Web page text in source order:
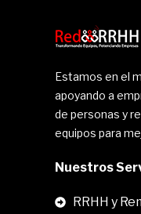
Estamos en el
apoyando a
de personas y
equipos para
Nuestros
RRHH y